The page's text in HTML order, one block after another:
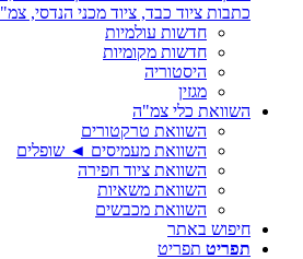
כתבות ציוד כבד, ציוד מכני הנדסי,
חדשות עולמיות
חדשות מקומיות
היסטוריה
מגזין
השוואת כלי צמ"ה
השוואת טרקטורים
השוואת מעמיסים ◄ שופלים
השוואת ציוד חפירה
השוואת משאיות
השוואת מכבשים
חיפוש באתר
תפריט תפריט